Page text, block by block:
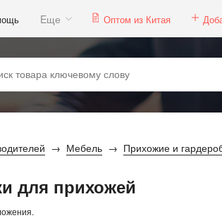
Eще Оптом из Китая
Мебель Прихожие и
для прихожей